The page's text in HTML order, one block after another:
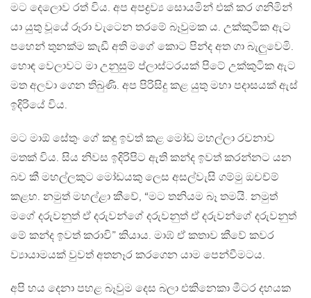
මට දෙලොව රත් විය. අප අපද්‍රව්‍ය සොයමින් එක් කර ගනිමින්
යා යුතු වූයේ රූරා වැටෙන තරමේ බෑවුමක ය. උක්කුටික ඇට
පහෙන් තුනක්ම කැඩී අති මගේ කොට පින්ද අත ගා බැලුවෙමි.
හොඳ වෙලාවට මා උනුසුම් ප්ලාස්ටරයක් පිටේ උක්කුටික ඇට
මත අලවා ගෙන තිබුණි. අප පිරිසිදු කළ යුතු මහා පදාසයක් ඇස්
ඉදිරියේ විය.
මට මාඕ සේතුං ගේ කඳු ඉවත් කළ මෝඩ මහල්ලා රචනාව
මතක් විය. සිය නිවස ඉදිරිපිට ඇති කන්ද ඉවත් කරන්නට යන
බව කී මහල්ලකුට මෝඩයකු ලෙස අසල්වැසි ගම්මු ඔචච්ම්
කළහ. නමුත් මහල්ළා කීවේ, “මට තනියම බෑ තමයි. නමුත්
මගේ දරුවනුත් ඒ දරුවන්ගේ දරුවනුත් ඒ දරුවන්ගේ දරුවනුත්
මේ කන්ද ඉවත් කරාවි” කියාය. මාඹ් ඒ කතාව කීවේ කවර
ව්‍යායාමයක් වුවත් අතනෑර කරගෙන යාම පෙන්වීමටය.
අපි හය දෙනා පහළ බෑවුම දෙස බලා එකිනෙකා මීටර දහයක